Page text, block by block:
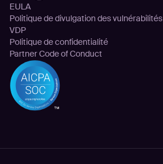
EULA
Politique de divulgation des vulnérabilités
VDP
Politique de confidentialité
Partner Code of Conduct